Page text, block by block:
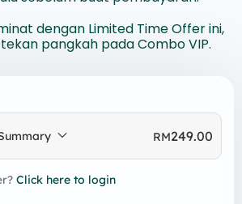
dengan Limited Time Offer ini,
pangkah pada Combo VIP.
RM249.00
Click here to login